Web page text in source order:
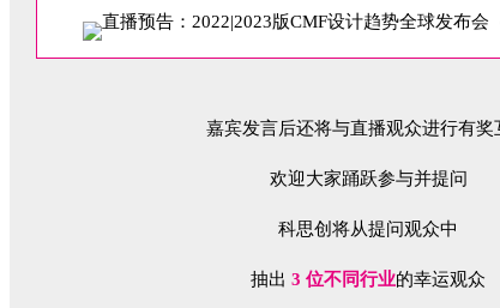
嘉宾发言后还将与直播观众进行有奖
欢迎大家踊跃参与并提问
科思创将从提问观众中
抽出 3 位不同行业的幸运观众